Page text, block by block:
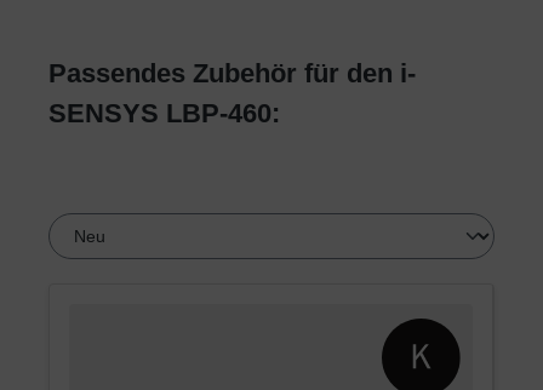
Passendes Zubehör für den i-
SENSYS LBP-460: